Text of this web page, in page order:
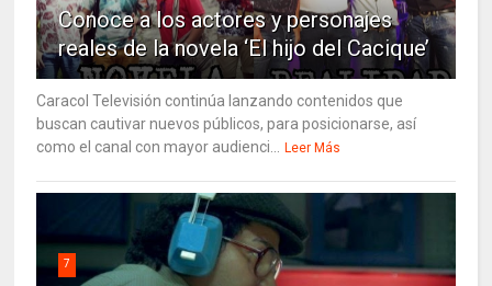
Conoce a los actores y personajes
reales de la novela ‘El hijo del Cacique’
Caracol Televisión continúa lanzando contenidos que
buscan cautivar nuevos públicos, para posicionarse, así
como el canal con mayor audienci...
Leer Más
7